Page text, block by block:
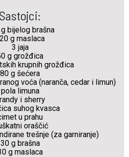
Sastojci:
bijelog brašna
g maslaca
3 jaja
g grožđica
krupnih grožđica
80 g šećera
voća (naranča, cedar i limun)
pola limuna
i sherry
suhog kvasca
u prahu
oraščić
trešnje (za garniranje)
30 g brašna
g maslaca